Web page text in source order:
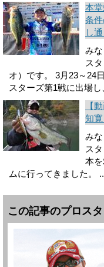
本
条
し
み
ス
オ）です。 3月23～24
スターズ第1戦に出場し
【
知
み
ス
本
ムに行ってきました。
この記事のプロス